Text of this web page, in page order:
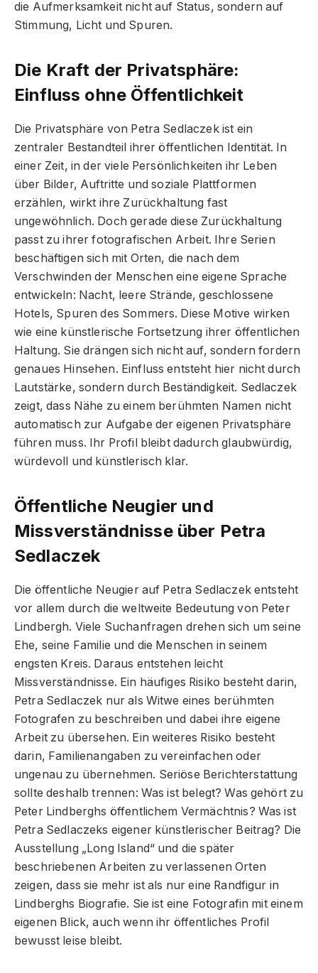
die Aufmerksamkeit nicht auf Status, sondern auf
Stimmung, Licht und Spuren.
Die Kraft der Privatsphäre:
Einfluss ohne Öffentlichkeit
Die Privatsphäre von Petra Sedlaczek ist ein
zentraler Bestandteil ihrer öffentlichen Identität. In
einer Zeit, in der viele Persönlichkeiten ihr Leben
über Bilder, Auftritte und soziale Plattformen
erzählen, wirkt ihre Zurückhaltung fast
ungewöhnlich. Doch gerade diese Zurückhaltung
passt zu ihrer fotografischen Arbeit. Ihre Serien
beschäftigen sich mit Orten, die nach dem
Verschwinden der Menschen eine eigene Sprache
entwickeln: Nacht, leere Strände, geschlossene
Hotels, Spuren des Sommers. Diese Motive wirken
wie eine künstlerische Fortsetzung ihrer öffentlichen
Haltung. Sie drängen sich nicht auf, sondern fordern
genaues Hinsehen. Einfluss entsteht hier nicht durch
Lautstärke, sondern durch Beständigkeit. Sedlaczek
zeigt, dass Nähe zu einem berühmten Namen nicht
automatisch zur Aufgabe der eigenen Privatsphäre
führen muss. Ihr Profil bleibt dadurch glaubwürdig,
würdevoll und künstlerisch klar.
Öffentliche Neugier und
Missverständnisse über Petra
Sedlaczek
Die öffentliche Neugier auf Petra Sedlaczek entsteht
vor allem durch die weltweite Bedeutung von Peter
Lindbergh. Viele Suchanfragen drehen sich um seine
Ehe, seine Familie und die Menschen in seinem
engsten Kreis. Daraus entstehen leicht
Missverständnisse. Ein häufiges Risiko besteht darin,
Petra Sedlaczek nur als Witwe eines berühmten
Fotografen zu beschreiben und dabei ihre eigene
Arbeit zu übersehen. Ein weiteres Risiko besteht
darin, Familienangaben zu vereinfachen oder
ungenau zu übernehmen. Seriöse Berichterstattung
sollte deshalb trennen: Was ist belegt? Was gehört zu
Peter Lindberghs öffentlichem Vermächtnis? Was ist
Petra Sedlaczeks eigener künstlerischer Beitrag? Die
Ausstellung „Long Island“ und die später
beschriebenen Arbeiten zu verlassenen Orten
zeigen, dass sie mehr ist als nur eine Randfigur in
Lindberghs Biografie. Sie ist eine Fotografin mit einem
eigenen Blick, auch wenn ihr öffentliches Profil
bewusst leise bleibt.